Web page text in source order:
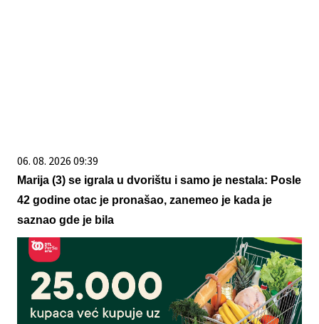
06. 08. 2026 09:39
Marija (3) se igrala u dvorištu i samo je nestala: Posle
42 godine otac je pronašao, zanemeo je kada je
saznao gde je bila